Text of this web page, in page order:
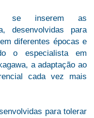
se inserem as
desenvolvidas para
diferentes épocas e
o especialista em
a adaptação ao
cada vez mais
para tolerar